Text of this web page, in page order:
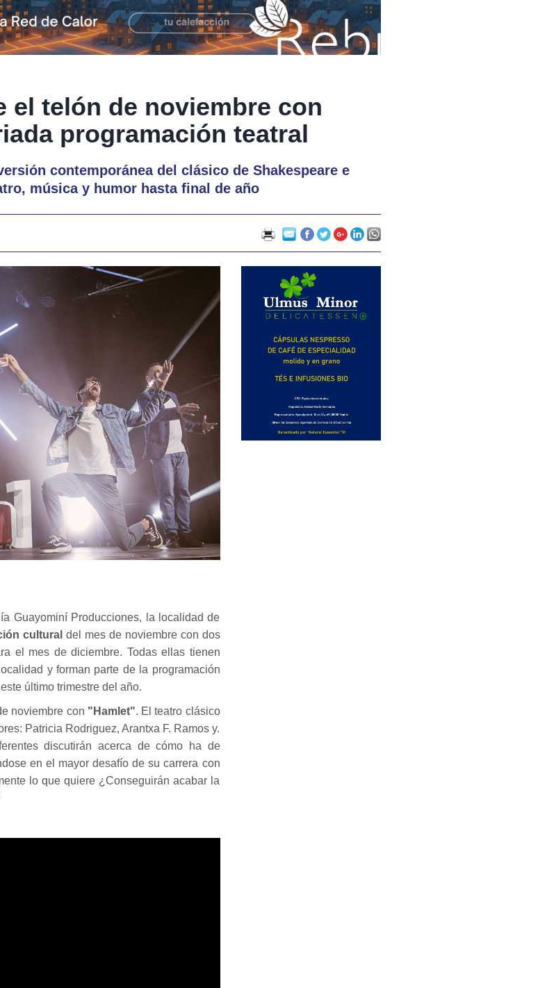
el telón de noviembre con
programación teatral
contemporánea del clásico de Shakespeare e
música y humor hasta final de año
Guayominí Producciones, la localidad de
cultural del mes de noviembre con dos
el mes de diciembre. Todas ellas tienen
y forman parte de la programación
último trimestre del año.
noviembre con "Hamlet". El teatro clásico
Patricia Rodriguez, Arantxa F. Ramos y.
discutirán acerca de cómo ha de
en el mayor desafío de su carrera con
lo que quiere ¿Conseguirán acabar la